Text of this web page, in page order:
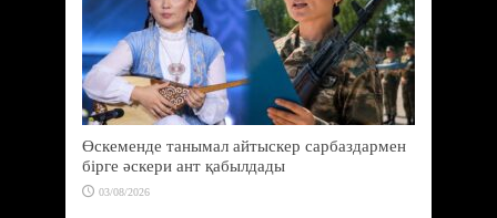
Өскеменде танымал айтыскер сарбаздармен
бірге әскери ант қабылдады
03/08/2026